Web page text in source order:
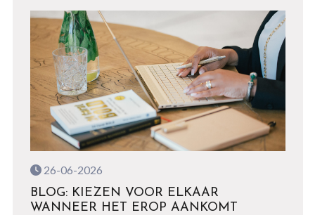
26-06-2026
BLOG: KIEZEN VOOR ELKAAR
WANNEER HET EROP AANKOMT